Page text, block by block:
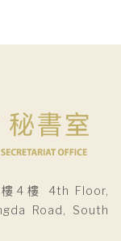
4樓 4th Floor,
Road, South